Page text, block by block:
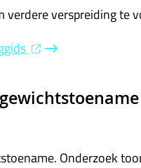
verdere verspreiding te
Onderzoek